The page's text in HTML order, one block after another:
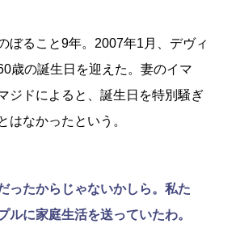
ぼること9年。2007年1月、デヴィ
歳の誕生日を迎えた。妻のイマ
ジドによると、誕生日を特別騒ぎ
はなかったという。
ったからじゃないかしら。私た
ルに家庭生活を送っていたわ。